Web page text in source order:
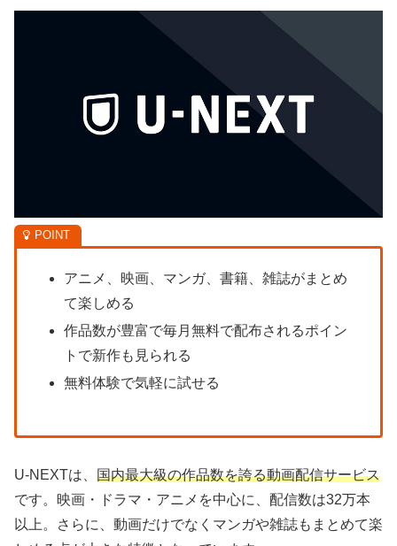
アニメ、映画、マンガ、書籍、雑誌がまとめ
て楽しめる
作品数が豊富で毎月無料で配布されるポイン
トで新作も見られる
無料体験で気軽に試せる
U-NEXTは、 国内最大級の作品数を誇る動画配信サービス
です。映画・ドラマ・アニメを中心に、配信数は32万本
以上。さらに、動画だけでなくマンガや雑誌もまとめて楽